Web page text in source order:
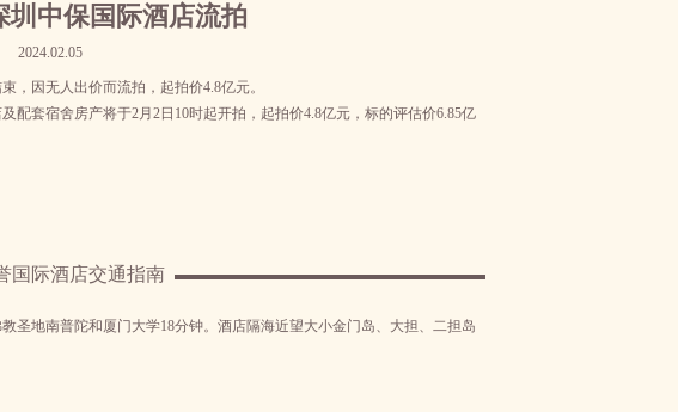
圳中保国际酒店流拍
2024.02.05
，因无人出价而流拍，起拍价4.8亿元。
配套宿舍房产将于2月2日10时起开拍，起拍价4.8亿元，标的评估价6.85亿
国际酒店交通指南
圣地南普陀和厦门大学18分钟。酒店隔海近望大小金门岛、大担、二担岛